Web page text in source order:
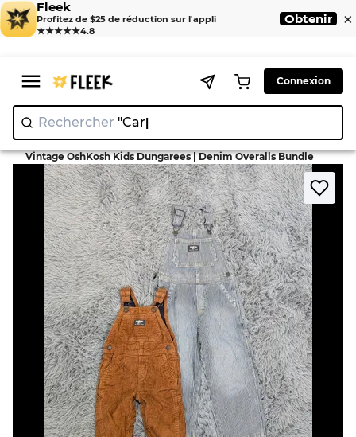
Fleek
Profitez de $25 de réduction sur l'appli
★★★★★4.8
Obtenir ×
Connexion
Rechercher
Home > Dungaree >
Vintage OshKosh Kids Dungarees | Denim Overalls Bundle